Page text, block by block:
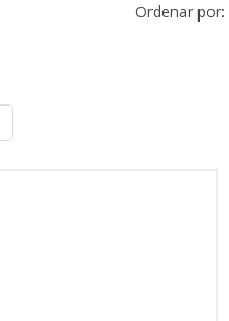
Ordenar por: